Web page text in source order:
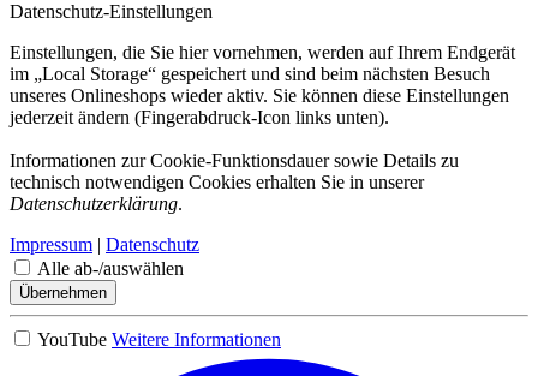
Datenschutz-Einstellungen
Einstellungen, die Sie hier vornehmen, werden auf Ihrem Endgerät
im „Local Storage“ gespeichert und sind beim nächsten Besuch
unseres Onlineshops wieder aktiv. Sie können diese Einstellungen
jederzeit ändern (Fingerabdruck-Icon links unten).
Informationen zur Cookie-Funktionsdauer sowie Details zu
technisch notwendigen Cookies erhalten Sie in unserer
Datenschutzerklärung.
Impressum | Datenschutz
Alle ab-/auswählen
Übernehmen
YouTube Weitere Informationen